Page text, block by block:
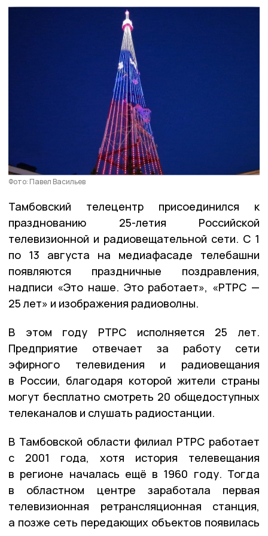
Фото: Павел Васильев
Тамбовский телецентр присоединился к
празднованию 25-летия Российской
телевизионной и радиовещательной сети. С 1
по 13 августа на медиафасаде телебашни
появляются праздничные поздравления,
надписи «Это наше. Это работает», «РТРС —
25 лет» и изображения радиоволны.
В этом году РТРС исполняется 25 лет.
Предприятие отвечает за работу сети
эфирного телевидения и радиовещания
в России, благодаря которой жители страны
могут бесплатно смотреть 20 общедоступных
телеканалов и слушать радиостанции.
В Тамбовской области филиал РТРС работает
с 2001 года, хотя история телевещания
в регионе началась ещё в 1960 году. Тогда
в областном центре заработала первая
телевизионная ретрансляционная станция,
а позже сеть передающих объектов появилась